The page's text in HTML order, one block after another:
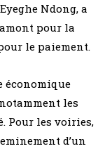
Ndong, a
pour la
le paiement.
économique
les
Pour les voiries,
d’un